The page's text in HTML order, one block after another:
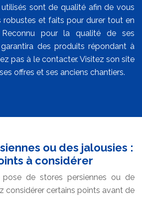
sont de qualité afin de vous
robustes et faits pour durer tout en
Reconnu pour la qualité de ses
des produits répondant à
pas à le contacter. Visitez son site
offres et ses anciens chantiers.
ou des jalousies :
à considérer
de stores persiennes ou de
considérer certains points avant de